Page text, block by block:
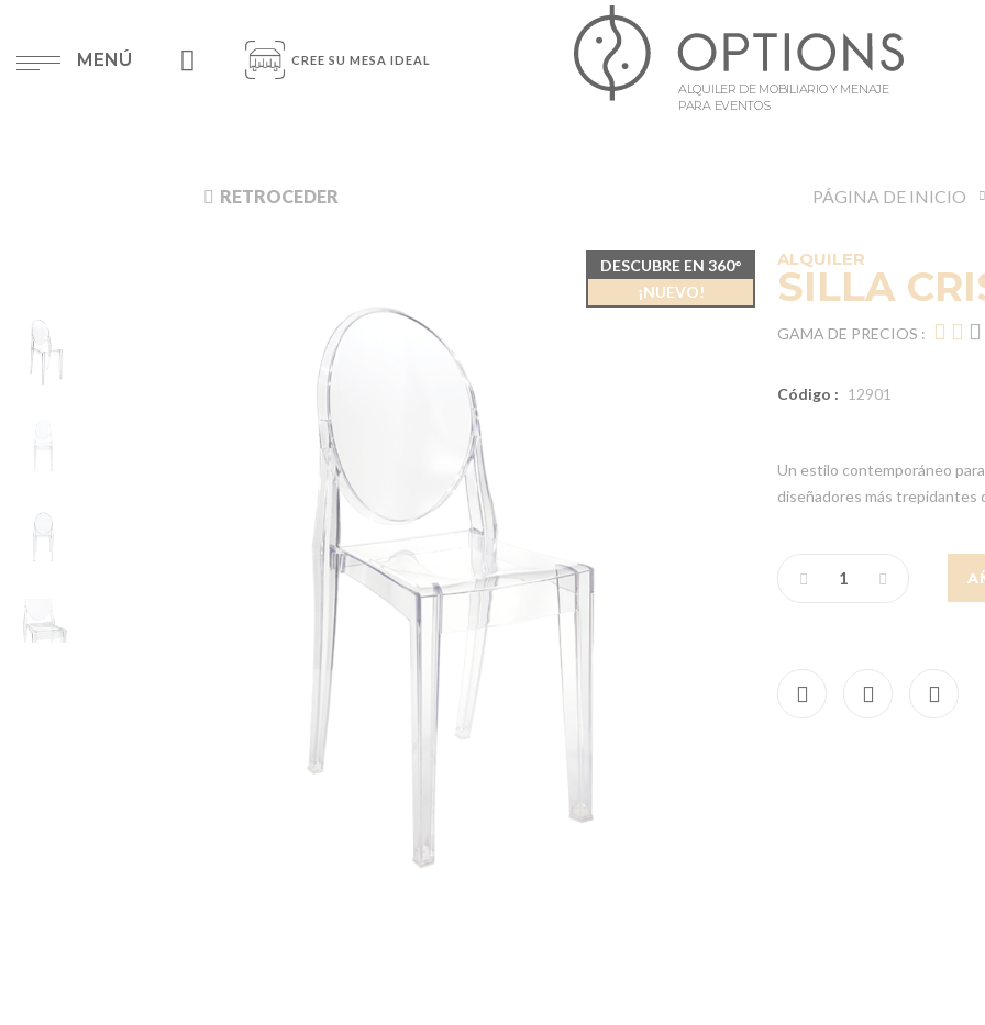
MENÚ CREE SU MESA IDEAL
ALQUILER DE MOBILIARIO Y MENAJE
PARA EVENTOS
RETROCEDER PÁGINA DE INICIO
ALQUILER
SILLA
GAMA DE PRECIOS :
Código : 12901
Un estilo contemporáneo
diseñadores más trepidantes
DESCUBRE EN 360°
¡NUEVO!